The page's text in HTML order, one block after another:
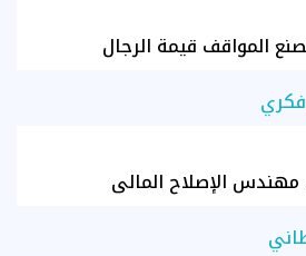
المواقف قيمة الرجال
الإصلاح المالي